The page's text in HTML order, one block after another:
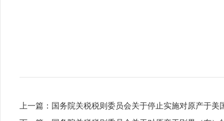
上一篇： 国务院关税税则委员会关于停止实施对原产于